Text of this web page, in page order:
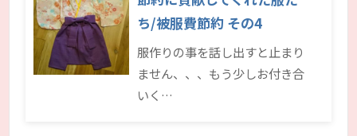
ち/被服費節約 その4
服作りの事を話し出すと止まり
ません、、、もう少しお付き合
いく…